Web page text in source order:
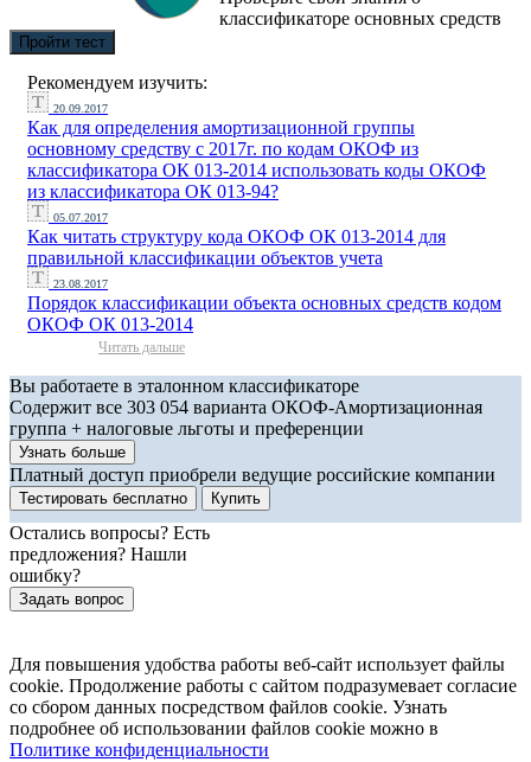
классификаторе основных средств
Пройти тест
Рекомендуем изучить:
20.09.2017
Как для определения амортизационной группы
основному средству с 2017г. по кодам ОКОФ из
классификатора ОК 013-2014 использовать коды ОКОФ
из классификатора ОК 013-94?
05.07.2017
Как читать структуру кода ОКОФ ОК 013-2014 для
правильной классификации объектов учета
23.08.2017
Порядок классификации объекта основных средств кодом
ОКОФ ОК 013-2014
Читать дальше
Вы работаете в эталонном классификаторе
Содержит все 303 054 варианта ОКОФ-Амортизационная
группа + налоговые льготы и преференции
Узнать больше
Платный доступ приобрели ведущие российские компании
Тестировать бесплатно Купить
Остались вопросы? Есть
предложения? Нашли
ошибку?
Задать вопрос
Для повышения удобства работы веб-сайт использует файлы
cookie. Продолжение работы с сайтом подразумевает согласие
со сбором данных посредством файлов cookie. Узнать
подробнее об использовании файлов cookie можно в
Политике конфиденциальности